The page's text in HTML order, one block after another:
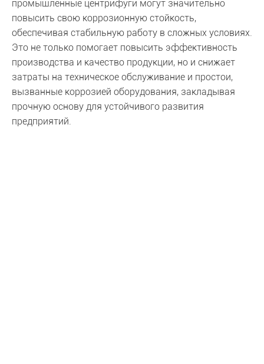
промышленные центрифуги могут значительно
повысить свою коррозионную стойкость,
обеспечивая стабильную работу в сложных условиях.
Это не только помогает повысить эффективность
производства и качество продукции, но и снижает
затраты на техническое обслуживание и простои,
вызванные коррозией оборудования, закладывая
прочную основу для устойчивого развития
предприятий.